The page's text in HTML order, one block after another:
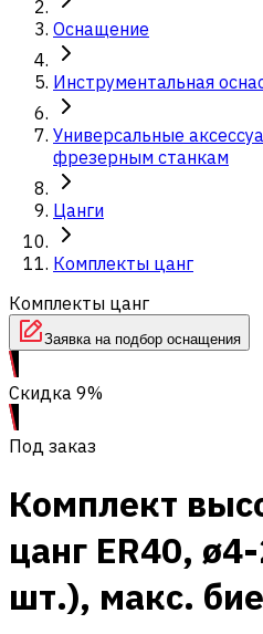
Оснащение
Инструментальная
Универсальные
фрезерным станкам
Цанги
Комплекты цанг
Комплекты цанг
Заявка на подбор оснащения
Скидка 9%
Под заказ
Комплект
цанг ER40,
шт.), макс.